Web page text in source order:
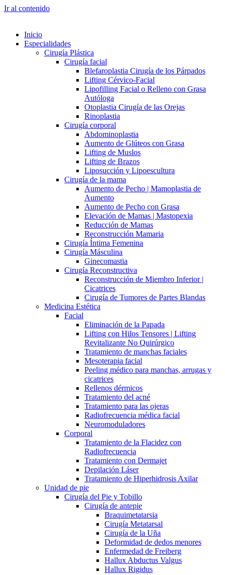
Ir al contenido
Inicio
Especialidades
Cirugía Plástica
Cirugía facial
Blefaroplastia Cirugía de los Párpados
Lifting Cérvico-Facial
Lipofilling Facial o Relleno con Grasa
Autóloga
Otoplastia Cirugía de las Orejas
Rinoplastia
Cirugía corporal
Abdominoplastia
Aumento de Glúteos con Grasa
Lifting de Muslos
Lifting de Brazos
Liposucción y Lipoescultura
Cirugía de la mama
Aumento de Pecho | Mamoplastia de
Aumento
Aumento de Pecho con Grasa
Elevación de Mamas | Mastopexia
Reducción de Mamas
Reconstrucción Mamaria
Cirugía Íntima Femenina
Cirugía Másculina
Ginecomastia
Cirugía Reconstructiva
Reconstrucción de Miembro Inferior |
Cicatrices
Cirugía de Tumores de Partes Blandas
Medicina Estética
Facial
Eliminación de la Papada
Lifting con Hilos Tensores | Lifting
Revitalizante No Quirúrgico
Tratamiento de manchas faciales
Mesoterapia facial
Peeling médico para manchas, arrugas y
cicatrices
Rellenos dérmicos
Tratamiento del acné
Tratamiento para las ojeras
Radiofrecuencia médica facial
Neuromoduladores
Corporal
Tratamiento de la Flacidez con
Radiofrecuencia
Tratamiento con Dermajet
Depilación Láser
Tratamiento de Hiperhidrosis Axilar
Unidad de pie
Cirugía del Pie y Tobillo
Cirugía de antepie
Braquimetatarsia
Cirugía Metatarsal
Cirugía de la Uña
Deformidad de dedos menores
Enfermedad de Freiberg
Hallux Abductus Valgus
Hallux Rigidus